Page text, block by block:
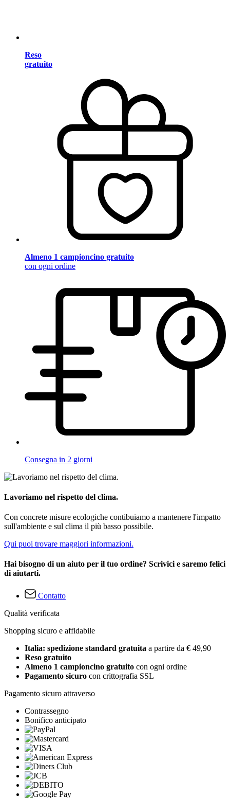
Reso
gratuito
Almeno 1 campioncino gratuito
con ogni ordine
Consegna in 2 giorni
Lavoriamo nel rispetto del clima.
Con concrete misure ecologiche contibuiamo a mantenere l'impatto
sull'ambiente e sul clima il più basso possibile.
Qui puoi trovare maggiori informazioni.
Hai bisogno di un aiuto per il tuo ordine? Scrivici e saremo felici
di aiutarti.
Contatto
Qualità verificata
Shopping sicuro e affidabile
Italia: spedizione standard gratuita a partire da € 49,90
Reso gratuito
Almeno 1 campioncino gratuito con ogni ordine
Pagamento sicuro con crittografia SSL
Pagamento sicuro attraverso
Contrassegno
Bonifico anticipato